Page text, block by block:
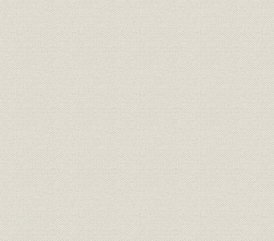
人事
用)、多賀支店開設時の発令通
知、行員見習の辞令(5月正式採
用)
昭和35年
年(1962年
情報システム
普通預金会計機(NCR42号)、当
座預金会計機(バロース)、テラ
ーズマシーン(バロース)、小型
電子計算機(定期預金)、和文タ
イプライター、データ通信室
貯蓄;融資
預金残高・貸出残高および増加
率
昭和31年
(1962年)9
役員
会長・頭取列伝 2 第2代頭取 石
原秀太郎(第2代会長)、第3代頭
取 佐藤芳樹(第3代会長)
有価証券 有価証券勘定の推移
昭和44年
(1972年)9
事業所 連絡員詰所整理計画書 昭和32年